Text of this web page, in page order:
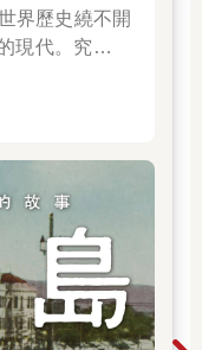
定，劃定停火線，於
）、二點五哩寬（約
人有幸接近邊界，也
地雷移除了，但還是有
立區，稱為「共同
對面站著。在北邊，
脫北者會化身為行動
手冊及食物飛向北
百二十三呎高（約九十
則以五百二十五呎高
界歷史繞不開
現代。究竟是
在世界和平的